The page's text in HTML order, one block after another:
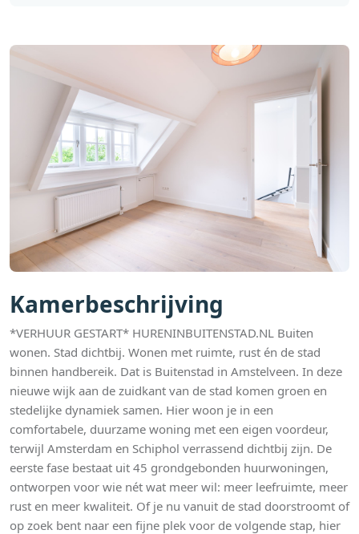
Kamerbeschrijving
*VERHUUR GESTART* HURENINBUITENSTAD.NL Buiten
wonen. Stad dichtbij. Wonen met ruimte, rust én de stad
binnen handbereik. Dat is Buitenstad in Amstelveen. In deze
nieuwe wijk aan de zuidkant van de stad komen groen en
stedelijke dynamiek samen. Hier woon je in een
comfortabele, duurzame woning met een eigen voordeur,
terwijl Amsterdam en Schiphol verrassend dichtbij zijn. De
eerste fase bestaat uit 45 grondgebonden huurwoningen,
ontworpen voor wie nét wat meer wil: meer leefruimte, meer
rust en meer kwaliteit. Of je nu vanuit de stad doorstroomt of
op zoek bent naar een fijne plek voor de volgende stap, hier